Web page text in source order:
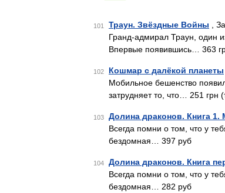
101 Траун. Звёздные Войны ,
Гранд-адмирал Траун, один
Впервые появившись… 363
102 Кошмар с далёкой планеты
Мобильное бешенство
затрудняет то, что… 251 грн
103 Долина драконов. Книга 1.
Всегда помни о том, что у
бездомная… 397 руб
104 Долина драконов. Книга
Всегда помни о том, что у
бездомная… 282 руб